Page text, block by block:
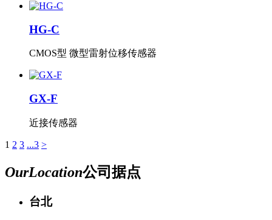
HG-C
CMOS型 微型雷射位移传感器
GX-F
近接传感器
1 2 3 ...3 >
OurLocation公司据点
台北